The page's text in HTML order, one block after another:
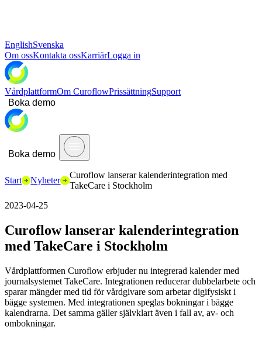
EnglishSvenska
Om ossKontakta ossKarriärLogga in
VårdplattformOm CuroflowPrissättningSupport
Boka demo
Boka demo
Start Nyheter
Curoflow lanserar kalenderintegration med
TakeCare i Stockholm
2023-04-25
Curoflow lanserar kalenderintegration
med TakeCare i Stockholm
Vårdplattformen Curoflow erbjuder nu integrerad kalender med
journalsystemet TakeCare. Integrationen reducerar dubbelarbete och
sparar mängder med tid för vårdgivare som arbetar digifysiskt i
bägge systemen. Med integrationen speglas bokningar i bägge
kalendrarna. Det samma gäller självklart även i fall av, av- och
ombokningar.